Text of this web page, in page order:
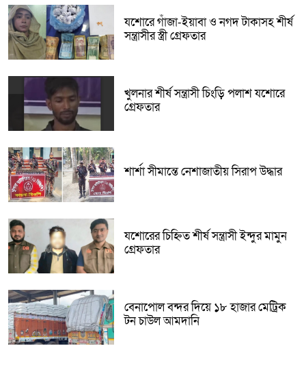
যশোরে গাঁজা-ইয়াবা ও নগদ টাকাসহ শীর্ষ
সন্ত্রাসীর স্ত্রী গ্রেফতার
খুলনার শীর্ষ সন্ত্রাসী চিংড়ি পলাশ যশোরে
গ্রেফতার
শার্শা সীমান্তে নেশাজাতীয় সিরাপ উদ্ধার
যশোরের চিহ্নিত শীর্ষ সন্ত্রাসী ইন্দুর মামুন
গ্রেফতার
বেনাপোল বন্দর দিয়ে ১৮ হাজার মেট্রিক
টন চাউল আমদানি